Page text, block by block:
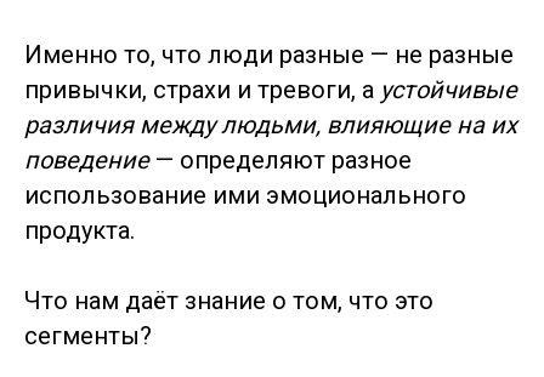
Именно то, что люди разные — не разные
привычки, страхи и тревоги, а устойчивые
различия между людьми, влияющие на их
поведение— определяют разное
использование ими эмоционального
продукта.
Что нам даёт знание о том, что это
сегменты?